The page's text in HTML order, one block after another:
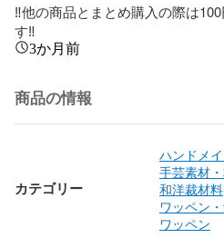
‼️他の商品とまとめ購入の際は
す‼️
3か月前
商品の情報
カテゴリー
ハンドメ
手芸素材
和洋裁材料
ワッペン
ワッペン